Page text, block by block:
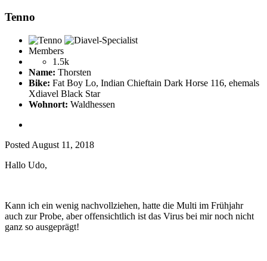
Tenno
Members
1.5k
Name: Thorsten
Bike: Fat Boy Lo, Indian Chieftain Dark Horse 116, ehemals
Xdiavel Black Star
Wohnort: Waldhessen
Posted August 11, 2018
Hallo Udo,
Kann ich ein wenig nachvollziehen, hatte die Multi im Frühjahr
auch zur Probe, aber offensichtlich ist das Virus bei mir noch nicht
ganz so ausgeprägt!